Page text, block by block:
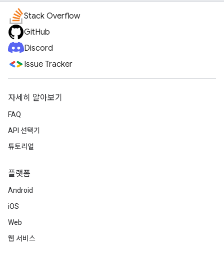
Stack Overflow
GitHub
Discord
Issue Tracker
자세히 알아보기
FAQ
API 선택기
튜토리얼
플랫폼
Android
iOS
Web
웹 서비스